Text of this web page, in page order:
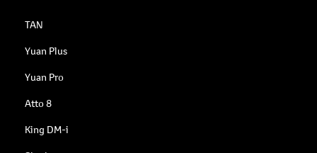
TAN
Yuan Plus
Yuan Pro
Atto 8
King DM-i